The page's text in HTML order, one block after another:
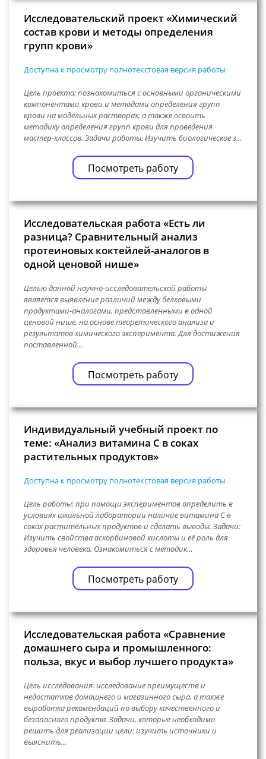
Исследовательский проект «Химический
состав крови и методы определения
групп крови»
Доступна к просмотру полнотекстовая версия работы
Цель проекта: познакомиться с основными органическими
компонентами крови и методами определения групп
крови на модельных растворах, а также освоить
методику определения групп крови для проведения
мастер-классов. Задачи работы: Изучить биологическое з…
Посмотреть работу
Исследовательская работа «Есть ли
разница? Сравнительный анализ
протеиновых коктейлей-аналогов в
одной ценовой нише»
Целью данной научно-исследовательской работы
является выявление различий между белковыми
продуктами-аналогами, представленными в одной
ценовой нише, на основе теоретического анализа и
результатов химического эксперимента. Для достижения
поставленной…
Посмотреть работу
Индивидуальный учебный проект по
теме: «Анализ витамина С в соках
растительных продуктов»
Доступна к просмотру полнотекстовая версия работы
Цель работы: при помощи экспериментов определить в
условиях школьной лаборатории наличие витамина С в
соках растительных продуктов и сделать выводы. Задачи:
Изучить свойства аскорбиновой кислоты и её роль для
здоровья человека. Ознакомиться с методик…
Посмотреть работу
Исследовательская работа «Сравнение
домашнего сыра и промышленного:
польза, вкус и выбор лучшего продукта»
Цель исследования: исследование преимуществ и
недостатков домашнего и магазинного сыра, а также
выработка рекомендаций по выбору качественного и
безопасного продукта. Задачи, которые необходимо
решить для реализации цели: изучить источники и
выяснить…